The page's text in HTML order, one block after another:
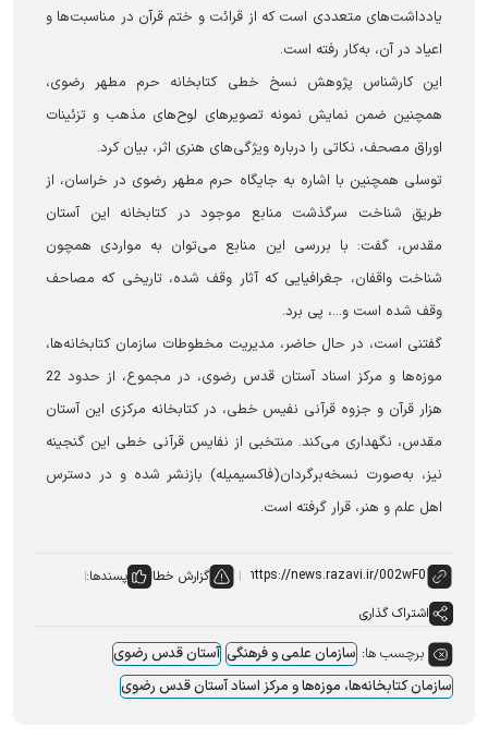
یادداشت‌های متعددی است که از قرائت و ختم قرآن در مناسبت‌ها و
اعیاد در آن، به‌کار رفته است.
این کارشناس پژوهش نسخ خطی کتابخانه حرم مطهر رضوی،
همچنین ضمن نمایش نمونه تصویرهای لوح‌های مذهب و تزئینات
اوراق مصحف، نکاتی را درباره ویژگی‌های هنری اثر، بیان کرد.
توسلی همچنین با اشاره به جایگاه حرم مطهر رضوی در خراسان، از
طریق شناخت سرگذشت منابع موجود در کتابخانه این آستان
مقدس، گفت: با بررسی این منابع می‌توان به مواردی همچون
شناخت واقفان، جغرافیایی که آثار وقف شده، تاریخی که مصاحف
وقف شده است و...، پی برد.
گفتنی است، در حال حاضر، مدیریت مخطوطات سازمان کتابخانه‌ها،
موزه‌ها و مرکز اسناد آستان قدس رضوی، در مجموع، از حدود 22
هزار قرآن و جزوه قرآنی نفیس خطی، در کتابخانه مرکزی این آستان
مقدس، نگهداری می‌کند. منتخبی از نفایس قرآنی خطی این گنجینه
نیز، به‌صورت نسخه‌برگردان(فاکسیمیله) بازنشر شده و در دسترس
اهل علم و هنر، قرار گرفته است.
گزارش خطا
پسندها:
اشتراک گذاری
برچسب ها: سازمان علمی و فرهنگی آستان قدس رضوی
سازمان کتابخانه‌ها، موزه‌ها و مرکز اسناد آستان قدس رضوی